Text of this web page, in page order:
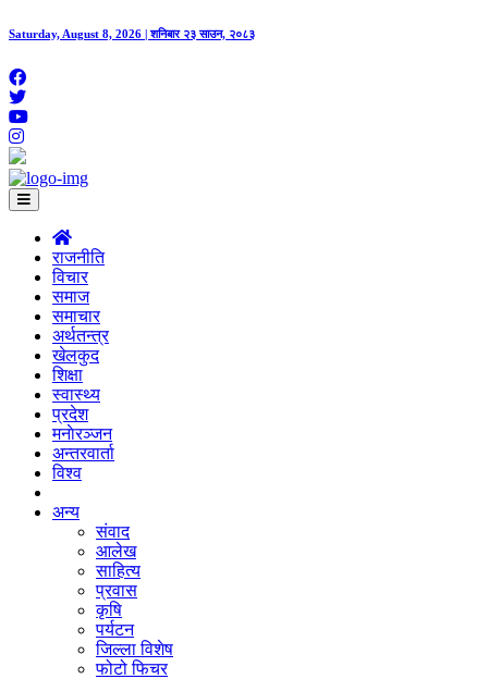
Saturday, August 8, 2026 | शनिबार २३ साउन, २०८३
राजनीति
विचार
समाज
समाचार
अर्थतन्त्र
खेलकुद
शिक्षा
स्वास्थ्य
प्रदेश
मनाेरञ्जन
अन्तरवार्ता
विश्व
अन्य
संवाद
आलेख
साहित्य
प्रवास
कृषि
पर्यटन
जिल्ला विशेष
फोटो फिचर